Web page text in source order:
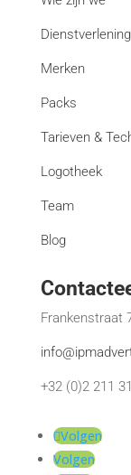
Dienstverlening
Merken
Packs
Tarieven &
Logotheek
Team
Blog
Frankenstraat
+32 (0)2 211
Volgen
Volgen